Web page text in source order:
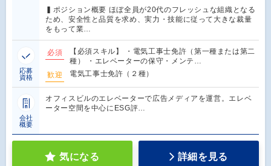
▍ポジション概要 ほぼ全員が20代のフレッシュな組織となる
ため、安全性と品質を求め、実力・技能に従って大きな裁量
をもって業…
応募
資格
必須
【必須スキル】 ・電気工事士免許（第一種または第二
種） ・エレベーターの保守・メンテ…
歓迎
電気工事士免許（２種）
会社
概要
オフィスビルのエレベーターで広告メディアを運営。エレベ
ーター空間を中心にESG評…
気になる 詳細を見る